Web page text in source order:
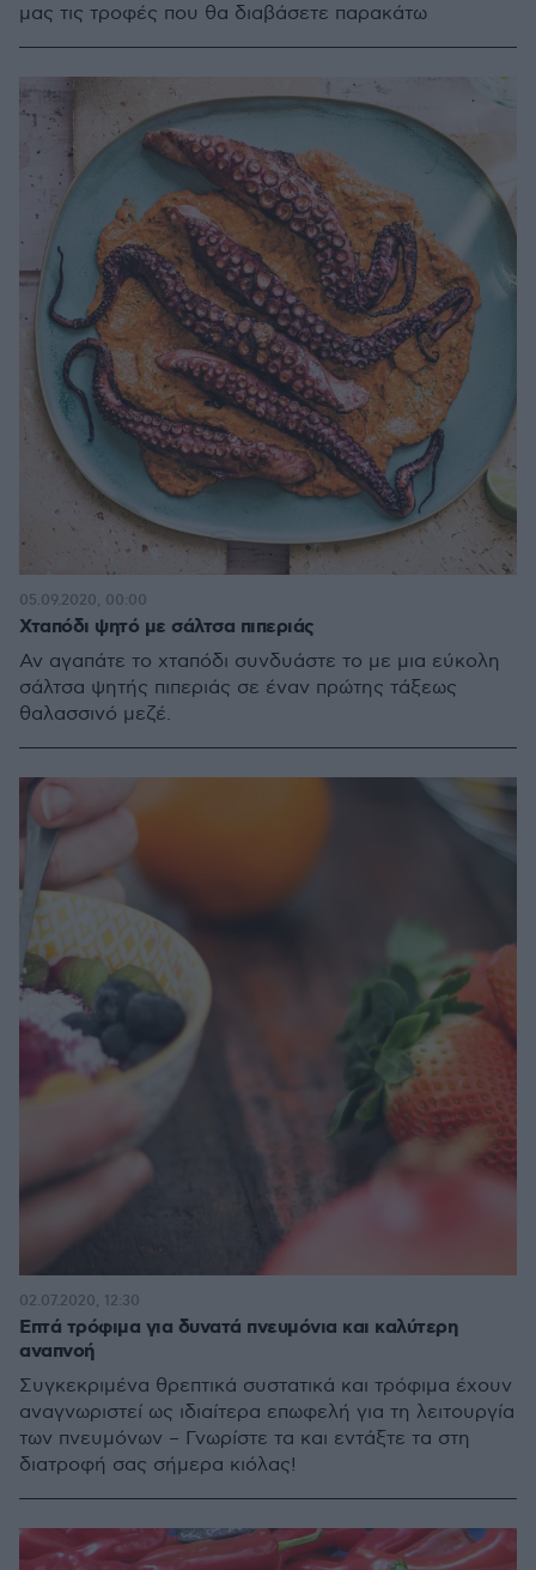
μας τις τροφές που θα διαβάσετε παρακάτω
Χταπόδι ψητό με σάλτσα πιπεριάς
Αν αγαπάτε το χταπόδι συνδυάστε το με μια εύκολη
σάλτσα ψητής πιπεριάς σε έναν πρώτης τάξεως
θαλασσινό μεζέ.
05.09.2020, 00:00
Επτά τρόφιμα για δυνατά πνευμόνια και καλύτερη
αναπνοή
Συγκεκριμένα θρεπτικά συστατικά και τρόφιμα έχουν
αναγνωριστεί ως ιδιαίτερα επωφελή για τη λειτουργία
των πνευμόνων – Γνωρίστε τα και εντάξτε τα στη
διατροφή σας σήμερα κιόλας!
02.07.2020, 12:30